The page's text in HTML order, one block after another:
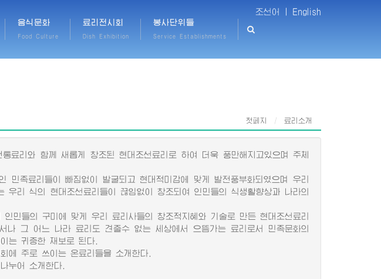
조선어 | English
음식문화
Food Culture
료리전시회
Dish Exhibition
봉사단위들
Service Establishments
첫페지 료리소개
리와 함께 새롭게 창조된 현대조선료리로 하여 더욱 풍만해지고있으며 주체
족료리들이 빠짐없이 발굴되고 현대적미감에 맞게 발전풍부화되였으며 우리
우리 식의 현대조선료리들이 끊임없이 창조되여 인민들의 식생활향상과 나라의
들의 구미에 맞게 우리 료리사들의 창조적지혜와 기술로 만든 현대조선료리
나 그 어느 나라 료리도 견줄수 없는 세상에서 으뜸가는 료리로서 민족문화의
는 귀중한 재보로 된다.
에 주로 쓰이는 온료리들을 소개한다.
누어 소개한다.